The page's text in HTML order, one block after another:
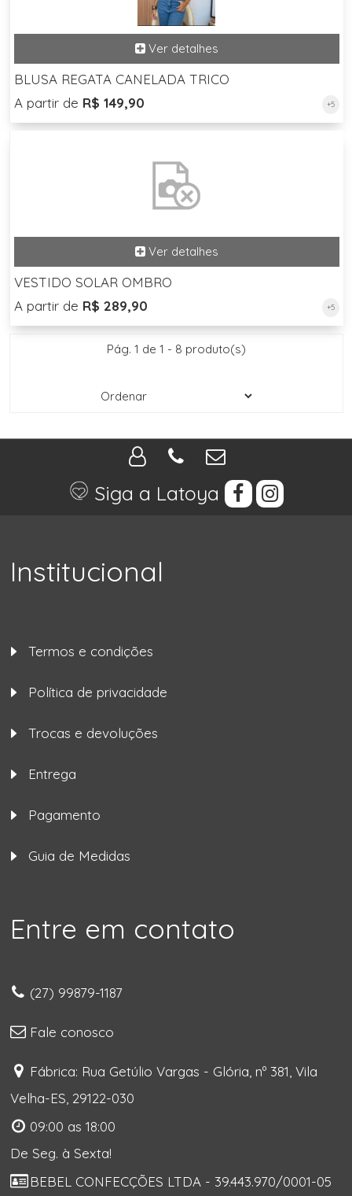
BLUSA REGATA CANELADA TRICO
A partir de R$ 149,90 +5
VESTIDO SOLAR OMBRO
A partir de R$ 289,90 +5
Pág. 1 de 1 - 8 produto(s)
Siga a Latoya
Institucional
Termos e condições
Política de privacidade
Trocas e devoluções
Entrega
Pagamento
Guia de Medidas
Entre em contato
(27) 99879-1187
Fale conosco
Fábrica: Rua Getúlio Vargas - Glória, nº 381, Vila
Velha-ES, 29122-030
09:00 as 18:00
De Seg. à Sexta!
BEBEL CONFECÇÕES LTDA - 39.443.970/0001-05